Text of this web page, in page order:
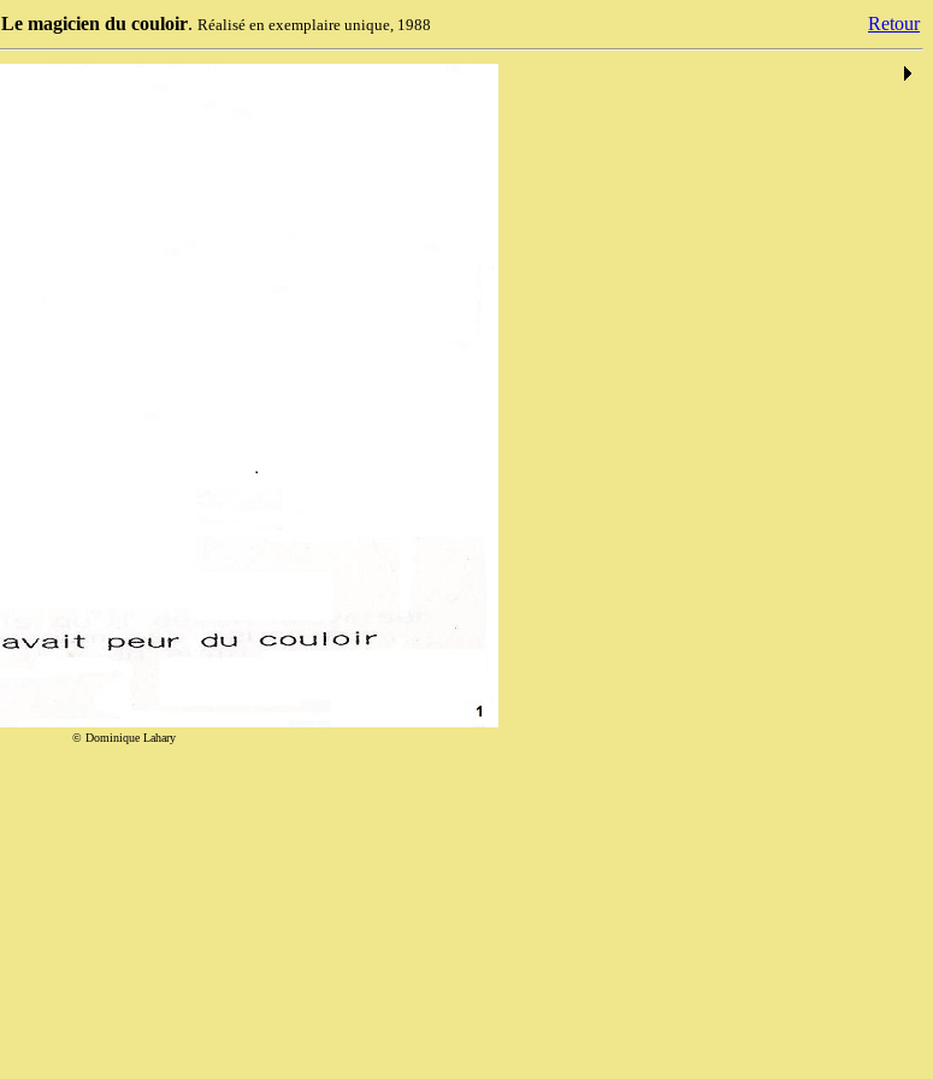
Le magicien du couloir. Réalisé en exemplaire unique, 1988 Retour
© Dominique Lahary